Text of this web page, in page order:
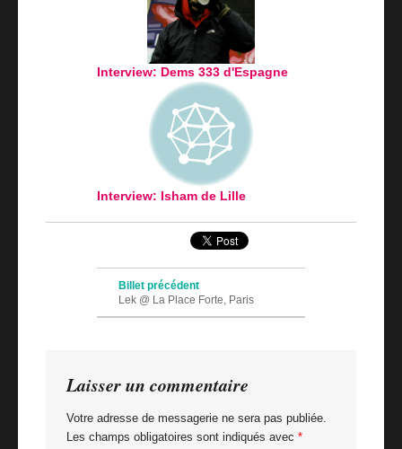
Interview: Dems 333 d'Espagne
Interview: Isham de Lille
Billet précédent
Lek @ La Place Forte, Paris
Laisser un commentaire
Votre adresse de messagerie ne sera pas publiée.
Les champs obligatoires sont indiqués avec *